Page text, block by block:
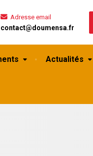
Actualités
Adresse email
contact@doumensa.fr